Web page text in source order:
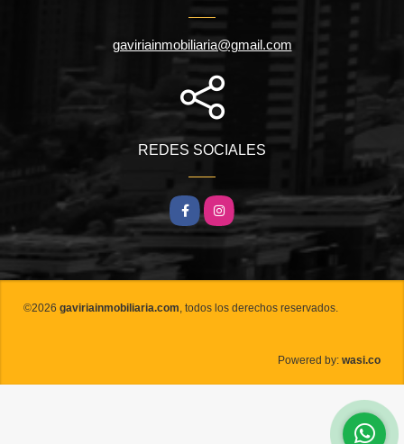
gaviriainmobiliaria@gmail.com
REDES SOCIALES
FacebookInstagram
©2026 gaviriainmobiliaria.com, todos los derechos reservados.
Powered by: wasi.co